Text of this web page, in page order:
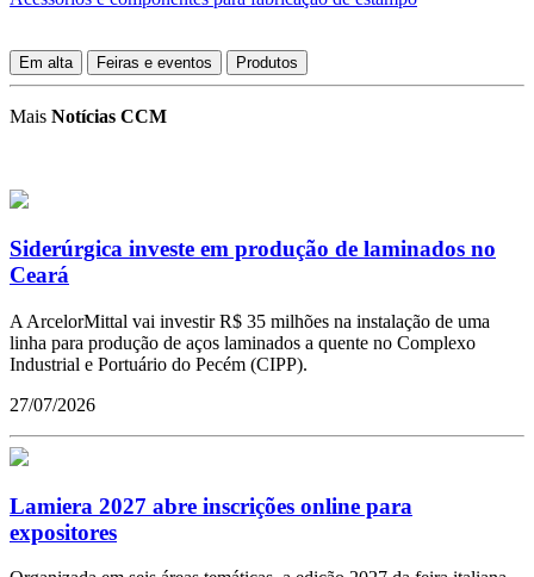
Em alta Feiras e eventos Produtos
Mais Notícias CCM
Siderúrgica investe em produção de laminados no
Ceará
A ArcelorMittal vai investir R$ 35 milhões na instalação de uma
linha para produção de aços laminados a quente no Complexo
Industrial e Portuário do Pecém (CIPP).
27/07/2026
Lamiera 2027 abre inscrições online para
expositores